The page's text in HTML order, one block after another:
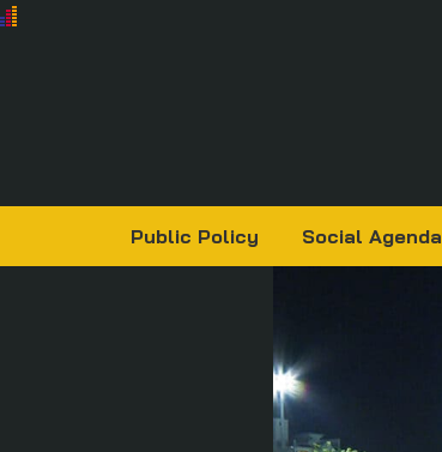
Public Policy Social Agenda